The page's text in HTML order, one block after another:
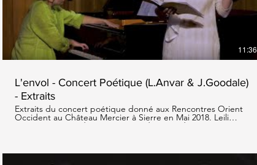
11:36
L'envol - Concert Poétique (L.Anvar & J.Goodale)
- Extraits
Extraits du concert poétique donné aux Rencontres Orient
Occident au Château Mercier à Sierre en Mai 2018. Leili
Anvar: Lecture, adaptations et traductions des poèmes